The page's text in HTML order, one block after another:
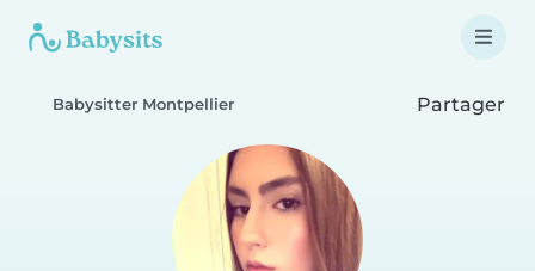
Babysitter Montpellier Partager